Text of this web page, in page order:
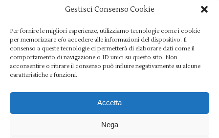
Gestisci Consenso Cookie
Per fornire le migliori esperienze, utilizziamo tecnologie come i cookie
per memorizzare e/o accedere alle informazioni del dispositivo. Il
consenso a queste tecnologie ci permetterà di elaborare dati come il
comportamento di navigazione o ID unici su questo sito. Non
acconsentire o ritirare il consenso può influire negativamente su alcune
caratteristiche e funzioni.
Accetta
Nega
5 AUGUST 2016 NEWS NUOTO
Nagni: “12 atleti ai Giochi
un successo, Pellegrini
può entrare nella
leggenda”